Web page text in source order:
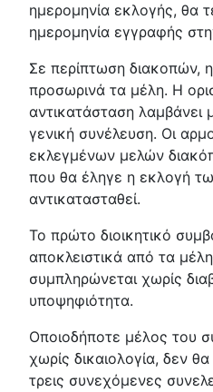
ημερομηνία εκλογής, θα
ημερομηνία εγγραφής
Σε περίπτωση διακοπών, η
προσωρινά τα μέλη. Η
αντικατάσταση λαμβάνει
γενική συνέλευση. Οι
εκλεγμένων μελών
που θα έληγε η εκλογή
αντικατασταθεί.
Το πρώτο διοικητικό
αποκλειστικά από τα
συμπληρώνεται χωρίς
υποψηφιότητα.
Οποιοδήποτε μέλος του
χωρίς δικαιολογία, δεν
τρεις συνεχόμενες